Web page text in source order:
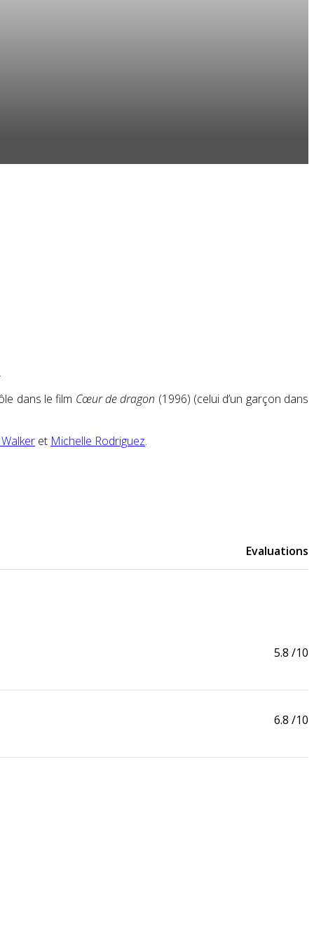
dans le film Cœur de dragon (1996) (celui d’un garçon dans
et Michelle Rodriguez.
Evaluations
5.8 /10
6.8 /10